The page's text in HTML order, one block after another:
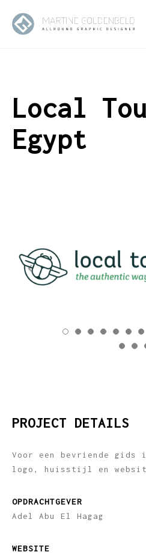
Local
Egypt
PROJECT DETAILS
Voor een bevriende gids
logo, huisstijl en website
OPDRACHTGEVER
Adel Abu El Hagag
WEBSITE